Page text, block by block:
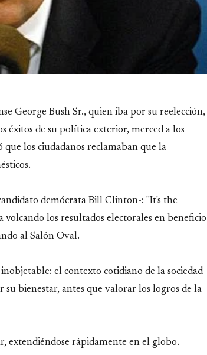
George Bush Sr., quien iba por su reelección,
éxitos de su política exterior, merced a los
que los ciudadanos reclamaban que la
demócrata Bill Clinton-: "It's the
los resultados electorales en beneficio
al Salón Oval.
el contexto cotidiano de la sociedad
su bienestar, antes que valorar los logros de la
extendiéndose rápidamente en el globo.